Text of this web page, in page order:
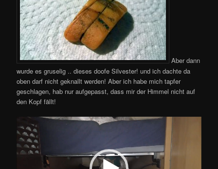
Aber dann
wurde es gruselig .. dieses doofe Silvester! und ich dachte da
oben darf nicht geknallt werden! Aber ich habe mich tapfer
geschlagen, hab nur aufgepasst, dass mir der Himmel nicht auf
den Kopf fällt!
Video-
Player